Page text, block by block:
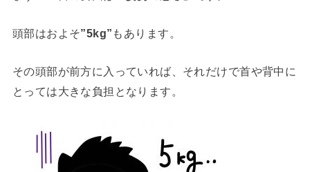
頭部はおよそ”5kg” もあります。
その頭部が前方に入っていれば、それだけで首や背中に
とっては大きな負担となります。